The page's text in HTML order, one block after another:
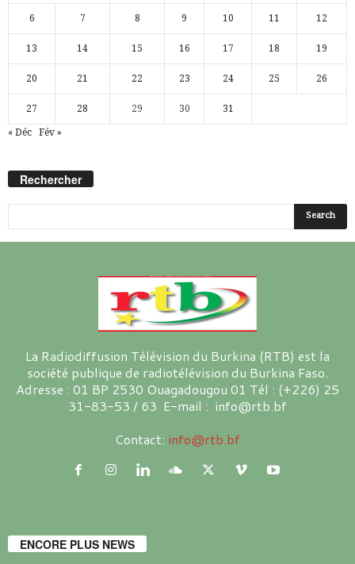
6 7 8 9 10 11 12
13 14 15 16 17 18 19
20 21 22 23 24 25 26
27 28 29 30 31
« Déc Fév »
Rechercher
La Radiodiffusion Télévision du Burkina (RTB) est la
société publique de radiotélévision du Burkina Faso.
Adresse : 01 BP 2530 Ouagadougou 01 Tél : (+226) 25
31-83-53 / 63 E-mail : info@rtb.bf
Contact: info@rtb.bf
ENCORE PLUS NEWS